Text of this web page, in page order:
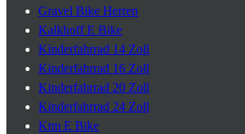
Gravel Bike Herren
Kalkhoff E Bike
Kinderfahrrad 14 Zoll
Kinderfahrrad 16 Zoll
Kinderfahrrad 20 Zoll
Kinderfahrrad 24 Zoll
Ktm E Bike